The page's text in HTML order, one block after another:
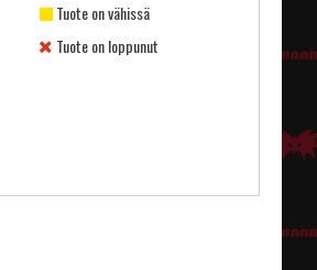
Tuote on vähissä
Tuote on loppunut